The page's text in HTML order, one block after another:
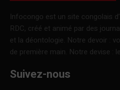
Infocongo est un site congolais
RDC, créé et animé par des
et la déontologie. Notre devoir :
de première main. Notre devise :
Suivez-nous